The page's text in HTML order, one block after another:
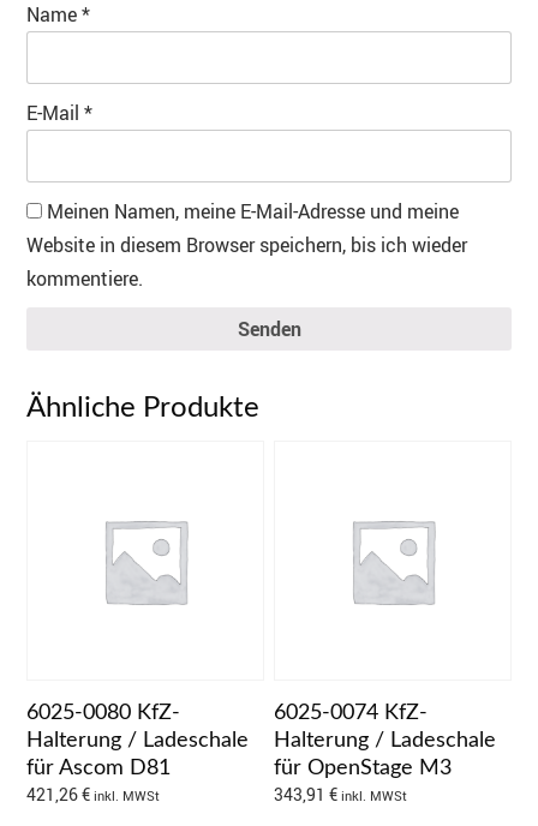
Name*
E-Mail *
Meinen Namen, meine E-Mail-Adresse und meine
Website in diesem Browser speichern, bis ich wieder
kommentiere.
Senden
Ähnliche Produkte
6025-0080 KfZ-
Halterung / Ladeschale
für Ascom D81
421,26€ inkl. MWSt
6025-0074 KfZ-
Halterung / Ladeschale
für OpenStage M3
343,91€ inkl. MWSt